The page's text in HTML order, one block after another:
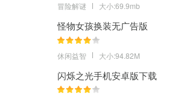
冒险解谜 大小:69.9mb
怪物女孩换装无广告版
休闲益智 大小:94.82M
闪烁之光手机安卓版下载